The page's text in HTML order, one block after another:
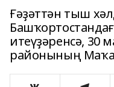
Ғәҙәттән тыш
итеүҙәренсә, 30
районының